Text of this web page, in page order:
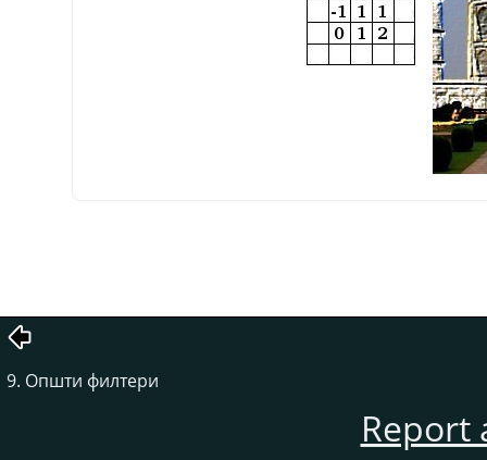
9. Општи филтери
Report